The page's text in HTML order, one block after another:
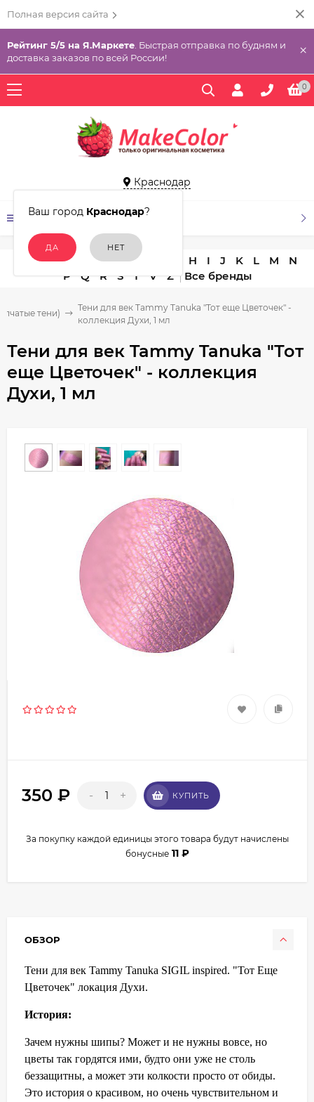
Полная версия сайта
Рейтинг 5/5 на Я.Маркете . Быстрая отправка по будням и
доставка заказов по всей России!
×
0
Краснодар
Ваш город Краснодар?
КАТАЛОГ ТОВАРОВ
A C D E H I J K L M
N
P
Q R S T V Z
тени)
Тени для век Tammy Tanuka "Тот еще Цветочек" -
коллекция Духи, 1 мл
Тени для век Tammy Tanuka "Тот
еще Цветочек" - коллекция
Духи, 1 мл
350 ₽ - + КУПИТЬ
За покупку каждой единицы этого товара будут начислены
бонусные 11 ₽
ОБЗОР
Тени для век Tammy Tanuka SIGIL inspired. "Тот Еще
Цветочек" локация Духи.
История:
Зачем нужны шипы? Может и не нужны вовсе, но
цветы так гордятся ими, будто они уже не столь
беззащитны, а может эти колкости просто от обиды.
Это история о красивом, но очень чувствительном и